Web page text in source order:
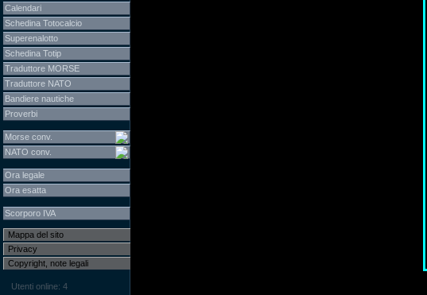
Calendari
Schedina Totocalcio
Superenalotto
Schedina Totip
Traduttore MORSE
Traduttore NATO
Bandiere nautiche
Proverbi
Morse conv.
NATO conv.
Ora legale
Ora esatta
Scorporo IVA
Mappa del sito
Privacy
Copyright, note legali
Utenti online: 4